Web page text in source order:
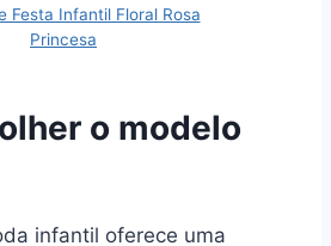
Festa Infantil Floral Rosa
Princesa
o modelo
infantil oferece uma